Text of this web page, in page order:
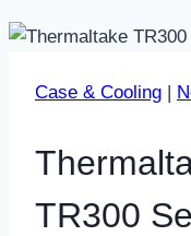
Case & Cooling |
TR300